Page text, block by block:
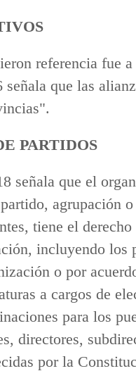
referencia fue
que las
PARTIDOS
señala que el
agrupación
tiene el derecho
incluyendo los
o por
a cargos de
para los
directores,
por la